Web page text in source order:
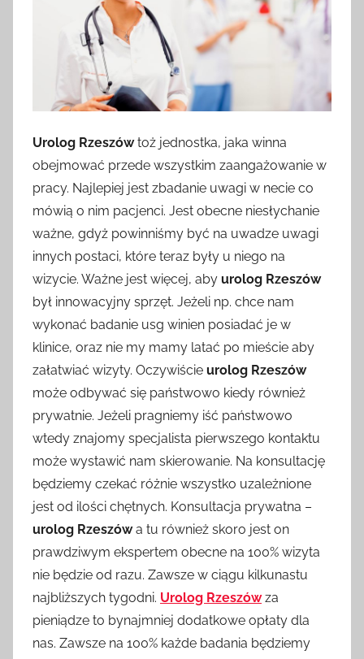
Urolog Rzeszówtoż jednostka, jaka winna
obejmować przede wszystkim zaangażowanie w
pracy. Najlepiej jest zbadanie uwagi w necie co
mówią o nim pacjenci. Jest obecne niesłychanie
ważne, gdyż powinniśmy być na uwadze uwagi
innych postaci, które teraz były u niego na
wizycie. Ważne jest więcej, aby urolog Rzeszów
był innowacyjny sprzęt. Jeżeli np. chce nam
wykonać badanie usg winien posiadać je w
klinice, oraz nie my mamy latać po mieście aby
załatwiać wizyty. Oczywiście urolog Rzeszów
może odbywać się państwowo kiedy również
prywatnie. Jeżeli pragniemy iść państwowo
wtedy znajomy specjalista pierwszego kontaktu
może wystawić nam skierowanie. Na konsultację
będziemy czekać różnie wszystko uzależnione
jest od ilości chętnych. Konsultacja prywatna –
urolog Rzeszówa tu również skoro jest on
prawdziwym ekspertem obecne na 100% wizyta
nie będzie od razu. Zawsze w ciągu kilkunastu
najbliższych tygodni. Urolog Rzeszówza
pieniądze to bynajmniej dodatkowe opłaty dla
nas. Zawsze na 100% każde badania będziemy